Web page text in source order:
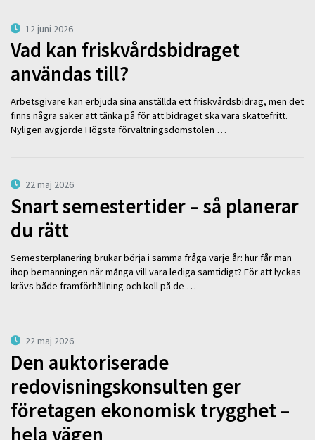
12 juni 2026
Vad kan friskvårdsbidraget
användas till?
Arbetsgivare kan erbjuda sina anställda ett friskvårdsbidrag, men det
finns några saker att tänka på för att bidraget ska vara skattefritt.
Nyligen avgjorde Högsta förvaltningsdomstolen …
22 maj 2026
Snart semestertider – så planerar
du rätt
Semesterplanering brukar börja i samma fråga varje år: hur får man
ihop bemanningen när många vill vara lediga samtidigt? För att lyckas
krävs både framförhållning och koll på de …
22 maj 2026
Den auktoriserade
redovisningskonsulten ger
företagen ekonomisk trygghet –
hela vägen